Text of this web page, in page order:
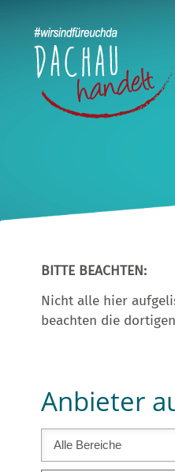
BITTE BEACHTEN:
Nicht alle hier
beachten die
Anbieter